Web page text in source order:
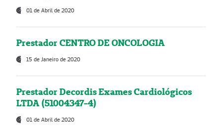
01 de Abril de 2020
Prestador CENTRO DE ONCOLOGIA
15 de Janeiro de 2020
Prestador Decordis Exames Cardiológicos
LTDA (51004347-4)
01 de Abril de 2020